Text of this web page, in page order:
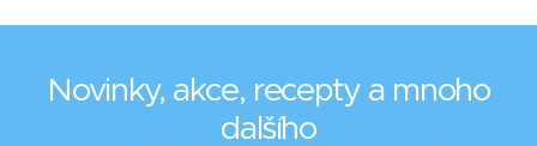
Novinky, akce, recepty a mnoho
dalšího